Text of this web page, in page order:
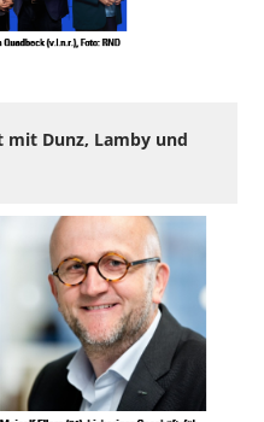
mit Dunz, Lamby und